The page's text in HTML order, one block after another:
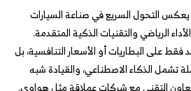
ما تقدمه Voyah في Chase S يعكس التحول السريع في صناعة السيارات
الرياضي والتقنيات الذكية المتقدمة.
فقط على البطاريات أو الأسعار التنافسية، بل
الذكاء الاصطناعي، والقيادة شبه
التقني مع شركات عملاقة مثل هواوي.